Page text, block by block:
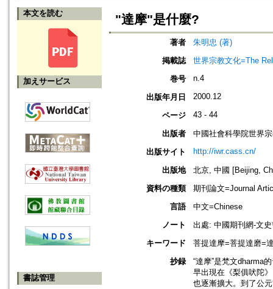
本文を読む
加えサービス
書誌管理
"達摩"是什麼?
著者
朱明忠 (著)
掲載誌
世界宗教文化=The
巻号
n.4
出版年月日 2000.12
ページ 43 - 44
出版者
中國社會科學院世界
出版サイト
http://iwr.cass.cn/
出版地
北京, 中國 [Beijing,
資料の種類
期刊論文=Journal
言語
中文=Chinese
ノート
出處: 中國期刊網-文
キーワード
菩提達摩=菩提達磨=
抄録
“達摩”是梵文dharma
早出現在《梨俱吠陀》
也逐漸擴大。到了公